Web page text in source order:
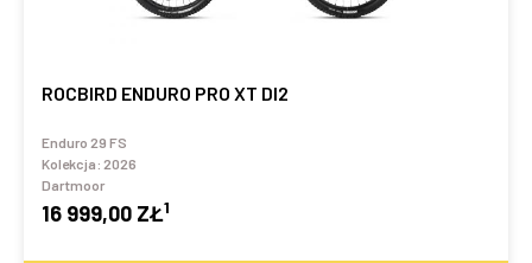
ROCBIRD ENDURO PRO XT DI2
Enduro 29 FS
Kolekcja: 2026
Dartmoor
16 999,00 ZŁ1